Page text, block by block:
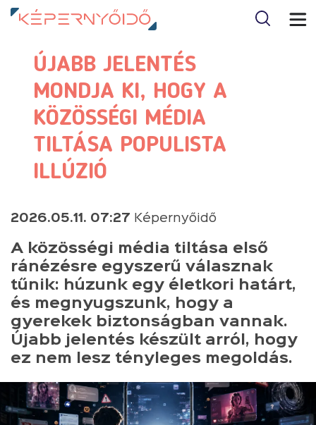
ÚJABB JELENTÉS
MONDJA KI, HOGY A
KÖZÖSSÉGI MÉDIA
TILTÁSA POPULISTA
ILLÚZIÓ
2026.05.11. 07:27 Képernyőidő
A közösségi média tiltása első
ránézésre egyszerű válasznak
tűnik: húzunk egy életkori határt,
és megnyugszunk, hogy a
gyerekek biztonságban vannak.
Újabb jelentés készült arról, hogy
ez nem lesz tényleges megoldás.